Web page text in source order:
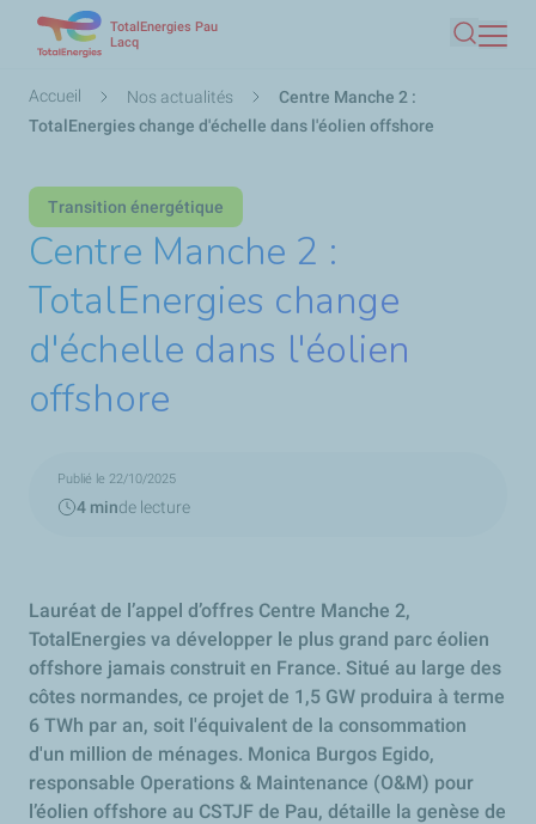
contenu
principal
TotalEnergies Pau
Lacq
Fil
d'Ariane
Accueil Nos actualités
Centre Manche 2 :
TotalEnergies change d'échelle dans l'éolien offshore
Transition énergétique
Centre Manche 2 :
TotalEnergies change
d'échelle dans l'éolien
offshore
Publié le 22/10/2025
4 minde lecture
Lauréat de l’appel d’offres Centre Manche 2,
TotalEnergies va développer le plus grand parc éolien
offshore jamais construit en France. Situé au large des
côtes normandes, ce projet de 1,5 GW produira à terme
6 TWh par an, soit l'équivalent de la consommation
d'un million de ménages. Monica Burgos Egido,
responsable Operations & Maintenance (O&M) pour
l’éolien offshore au CSTJF de Pau, détaille la genèse de